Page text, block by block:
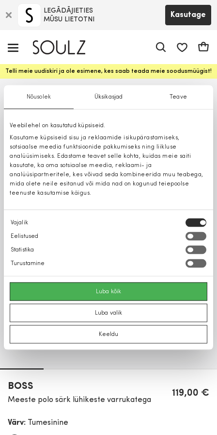
Nõusolek Üksikasjad Teave
Veebilehel on kasutatud küpsiseid.
Kasutame küpsiseid sisu ja reklaamide isikupärastamiseks,
sotsiaalse meedia funktsioonide pakkumiseks ning liikluse
analüüsimiseks. Edastame teavet selle kohta, kuidas meie saiti
kasutate, ka oma sotsiaalse meedia, reklaami- ja
analüüsipartneritele, kes võivad seda kombineerida muu teabega,
mida olete neile esitanud või mida nad on kogunud teiepoolse
teenuste kasutamise käigus.
Nõusoleku
valik
Vajalik
Eelistused
Statistika
Turustamine
Luba kõik
Luba valik
Keeldu
LEGĀDĀJIETIES
MŪSU LIETOTNI
Kasutage
Telli meie uudiskiri ja ole esimene, kes saab teada meie soodusmüügist!
BOSS
Meeste polo särk lühikeste varrukatega
119,00 €
Värv: Tumesinine